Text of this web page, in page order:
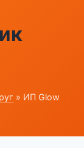
» ИП Glow